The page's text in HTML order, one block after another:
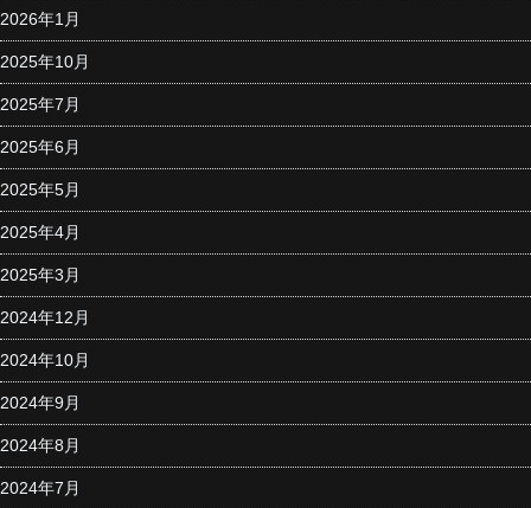
2026年1月
2025年10月
2025年7月
2025年6月
2025年5月
2025年4月
2025年3月
2024年12月
2024年10月
2024年9月
2024年8月
2024年7月